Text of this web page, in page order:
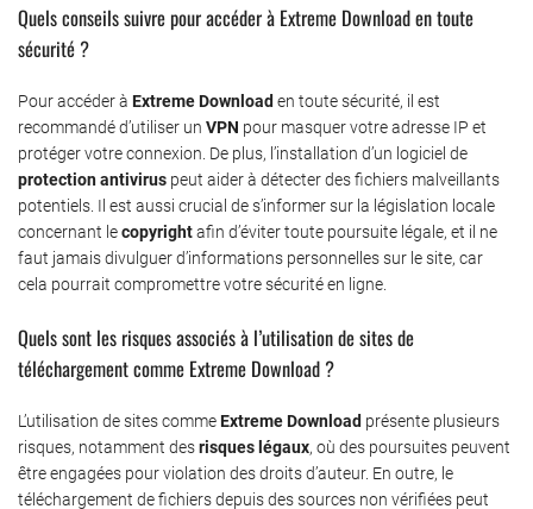
Quels conseils suivre pour accéder à Extreme Download en toute
sécurité ?
Pour accéder à Extreme Download en toute sécurité, il est
recommandé d’utiliser un VPN pour masquer votre adresse IP et
protéger votre connexion. De plus, l’installation d’un logiciel de
protection antivirus peut aider à détecter des fichiers malveillants
potentiels. Il est aussi crucial de s’informer sur la législation locale
concernant lecopyrightafin d’éviter toute poursuite légale, et il ne
faut jamais divulguer d’informations personnelles sur le site, car
cela pourrait compromettre votre sécurité en ligne.
Quels sont les risques associés à l’utilisation de sites de
téléchargement comme Extreme Download ?
L’utilisation de sites commeExtreme Download présente plusieurs
risques, notamment desrisques légaux, où des poursuites peuvent
être engagées pour violation des droits d’auteur. En outre, le
téléchargement de fichiers depuis des sources non vérifiées peut